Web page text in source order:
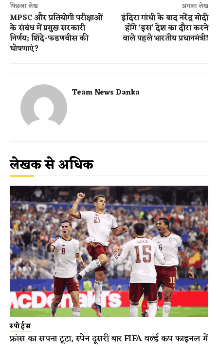
पिछला लेख
MPSC और प्रतियोगी परीक्षाओं
के संबंध में प्रमुख सरकारी
निर्णय; शिंदे-फडणवीस की
घोषणाएं?
अगला लेख
इंदिरा गांधी के बाद नरेंद्र मोदी
होंगे ‘इस’ देश का दौरा करने
वाले पहले भारतीय प्रधानमंत्री!
Team News Danka
लेखक से अधिक
स्पोर्ट्स
फ्रांस का सपना टूटा, स्पेन दूसरी बार FIFA वर्ल्ड कप फाइनल में